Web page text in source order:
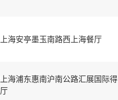
海安亭墨玉南路西上海餐厅
海浦东惠南沪南公路汇展国际得